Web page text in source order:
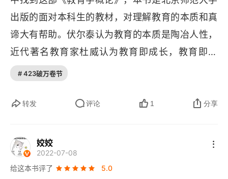
（二）教育研究的方法论问题
（四）教育学的本土化问题
（一）教育学的萌芽
（二）教育学的建立
出版的面对本科生的教材，对理解教育的本质和真
谛大有帮助。伏尔泰认为教育的本质是陶冶人性，
近代著名教育家杜威认为教育即成长，教育即生
活。而马克思主义的教育观认为教育促进人的全面
从教材、课程、施教者和受教者几个方面，对教育
境、教育途径等方面对教育进行全面的分析。教育
要根据人的身心发展的规律性，即顺序性、阶段
性、不均衡性和个体差异性来对受教育者因材施
# 423破万卷节
转发 评论 1 分享
姣姣
2022-07-08
给这本书评了
5.0